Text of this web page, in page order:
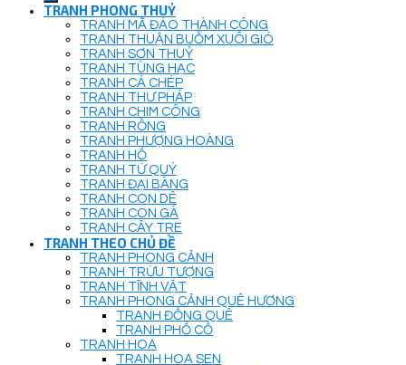
TRANH PHONG THUỶ
TRANH MÃ ĐÁO THÀNH CÔNG
TRANH THUẬN BUỒM XUÔI GIÓ
TRANH SƠN THUỶ
TRANH TÙNG HẠC
TRANH CÁ CHÉP
TRANH THƯ PHÁP
TRANH CHIM CÔNG
TRANH RỒNG
TRANH PHƯỢNG HOÀNG
TRANH HỔ
TRANH TỨ QUÝ
TRANH ĐẠI BÀNG
TRANH CON DÊ
TRANH CON GÀ
TRANH CÂY TRE
TRANH THEO CHỦ ĐỀ
TRANH PHONG CẢNH
TRANH TRỪU TƯỢNG
TRANH TĨNH VẬT
TRANH PHONG CẢNH QUÊ HƯƠNG
TRANH ĐỒNG QUÊ
TRANH PHỐ CỔ
TRANH HOA
TRANH HOA SEN